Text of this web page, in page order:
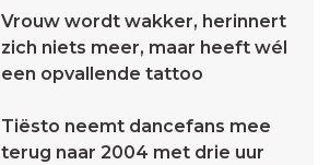
Vrouw wordt wakker, herinnert
zich niets meer, maar heeft wél
een opvallende tattoo
Tiësto neemt dancefans mee
terug naar 2004 met drie uur